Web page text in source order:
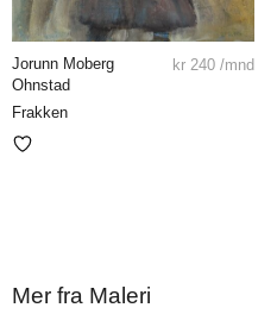
Jorunn Moberg
Ohnstad
Frakken
kr 240 /mnd
Mer fra Maleri